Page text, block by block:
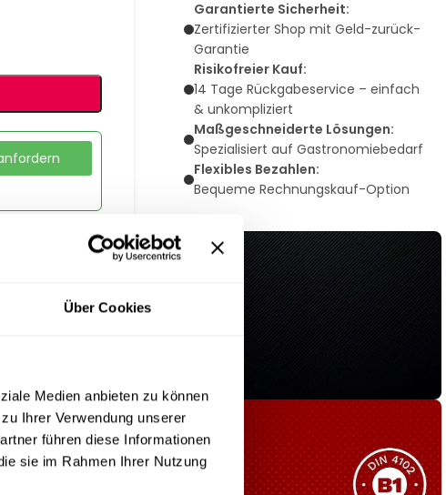
Über Cookies
Medien anbieten zu können
Ihrer Verwendung unserer
führen diese Informationen
sie im Rahmen Ihrer Nutzung
Garantierte Sicherheit:
Zertifizierter Shop mit Geld-zurück-
Garantie
Risikofreier Kauf:
14 Tage Rückgabeservice – einfach
& unkompliziert
Maßgeschneiderte Lösungen:
Spezialisiert auf Gastronomiebedarf
Flexibles Bezahlen:
Bequeme Rechnungskauf-Option
Sie haben nicht das passende
Produkt gefunden?
Wir helfen Ihnen gerne weiter!